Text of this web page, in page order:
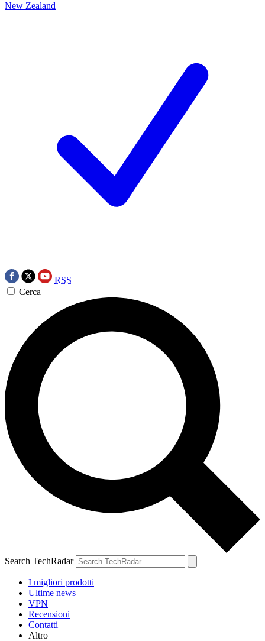
New Zealand
RSS
Cerca
Search TechRadar
I migliori prodotti
Ultime news
VPN
Recensioni
Contatti
Altro